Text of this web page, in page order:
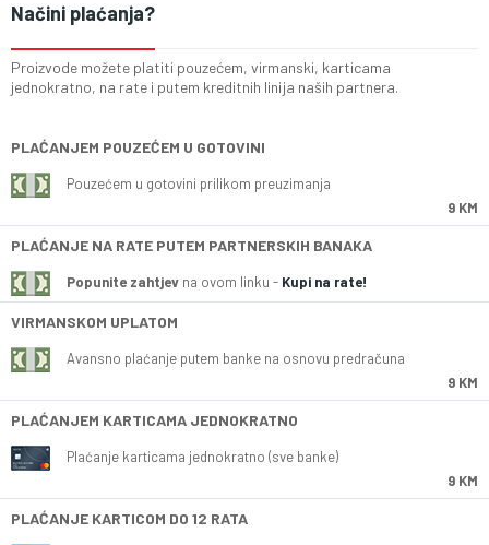
Načini plaćanja?
Proizvode možete platiti pouzećem, virmanski, karticama
jednokratno, na rate i putem kreditnih linija naših partnera.
PLAĆANJEM POUZEĆEM U GOTOVINI
Pouzećem u gotovini prilikom preuzimanja
9 KM
PLAĆANJE NA RATE PUTEM PARTNERSKIH BANAKA
Popunite zahtjev na ovom linku - Kupi na rate!
VIRMANSKOM UPLATOM
Avansno plaćanje putem banke na osnovu predračuna
9 KM
PLAĆANJEM KARTICAMA JEDNOKRATNO
Plaćanje karticama jednokratno (sve banke)
9 KM
PLAĆANJE KARTICOM DO 12 RATA